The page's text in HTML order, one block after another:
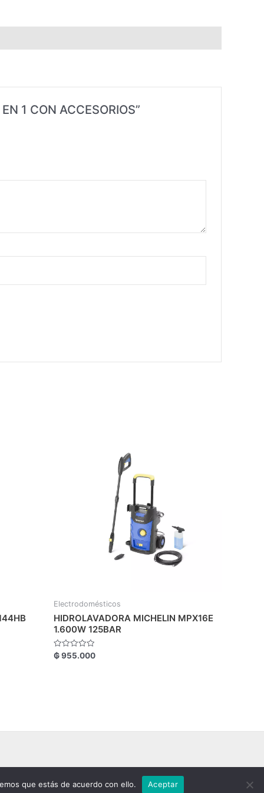
1 CON ACCESORIOS”
Electrodomésticos
HIDROLAVADORA MICHELIN MPX16E
1.600W 125BAR
Valorado
con
₲955.000
que estás de acuerdo con ello. Aceptar